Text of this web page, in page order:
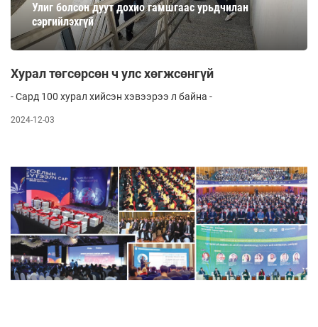
Улиг болсон дуут дохио гамшгаас урьдчилан
сэргийлэхгүй
Хурал төгсөрсөн ч улс хөгжсөнгүй
- Сард 100 хурал хийсэн хэвээрээ л байна -
2024-12-03